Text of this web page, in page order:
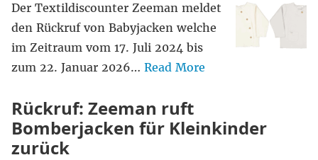
Der Textildiscounter Zeeman meldet
den Rückruf von Babyjacken welche
im Zeitraum vom 17. Juli 2024 bis
zum 22. Januar 2026… Read More
Rückruf: Zeeman ruft
Bomberjacken für Kleinkinder
zurück